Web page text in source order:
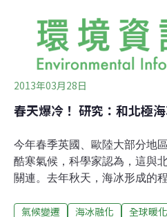
率降低到我們在熊冬眠期間看
2013年03月28日
春天爆冷！ 研究：和北極
今年春季英國、歐陸大部分地
酷寒氣候，科學家認為，這與
關連。去年秋天，海冰形成的
（National Snow and Ice Data
氣候變遷 海冰融化 全球暖化